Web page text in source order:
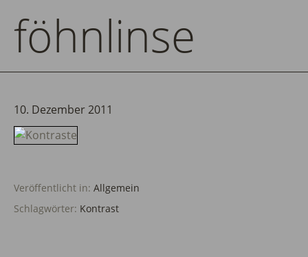
föhnlinse
10. Dezember 2011
Veröffentlicht in: Allgemein
Schlagwörter: Kontrast